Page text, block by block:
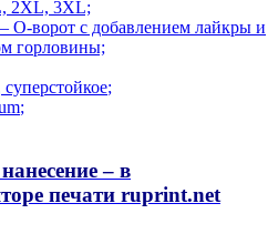
2XL, 3XL;
О-ворот с добавлением лайкры и
горловины;
суперстойкое;
;
– в
печати ruprint.net